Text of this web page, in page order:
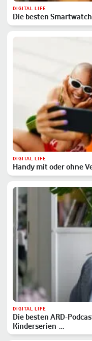
DIGITAL LIFE
Die besten
DIGITAL LIFE
Handy mit oder ohne
DIGITAL LIFE
Die besten ARD-
Kinderserien-…